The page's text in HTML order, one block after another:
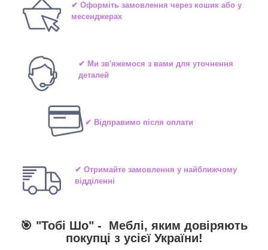
✔ Оформіть замовлення через кошик або у
месенджерах
✔ Ми зв'яжемося з вами для уточнення
деталей
✔ Відправимо після оплати
✔ Отримайте замовлення у найближчому
відділенні
🎯 "Тобі Шо" - Меблі, яким довіряють
покупці з усієї України!